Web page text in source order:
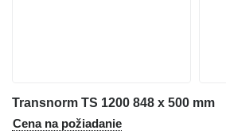
Transnorm TS 1200 848 x 500 mm
Cena na požiadanie